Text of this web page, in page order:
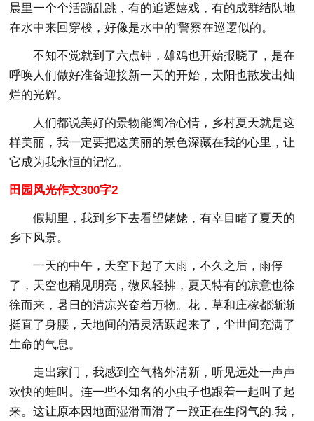
晨里一个个活蹦乱跳，有的追逐嬉戏，有的成群结队地
在水中来回穿梭，好像是水中的'警察在巡逻似的。
不知不觉就到了六点钟，雄鸡也开始报晓了，是在
呼唤人们做好准备迎接新一天的开始，太阳也散发出灿
烂的光辉。
人们都说美好的景物能陶冶心情，乡村夏天就是这
样美丽，我一定要把这美丽的景色深藏在我的心里，让
它成为我永恒的记忆。
田园风光作文300字2
假期里，我到乡下去看望姥姥，有幸目睹了夏天的
乡下风景。
一天的中午，天空下起了大雨，不久之后，雨停
了，天空也稍见明亮，微风轻拂，夏天特有的凉意也徐
徐而来，暑日的清凉兴奋着万物。花，草和庄稼都渐渐
挺直了身腰，天地间的清灵活跃起来了，尘世间充满了
生命的气息。
走出家门，我感到空气格外清新，听见远处一声声
欢快的蛙叫。连一些不知名的小虫子也跟着一起叫了起
来。这让原本因地面湿滑而滑了一跤正在生闷气的.我，